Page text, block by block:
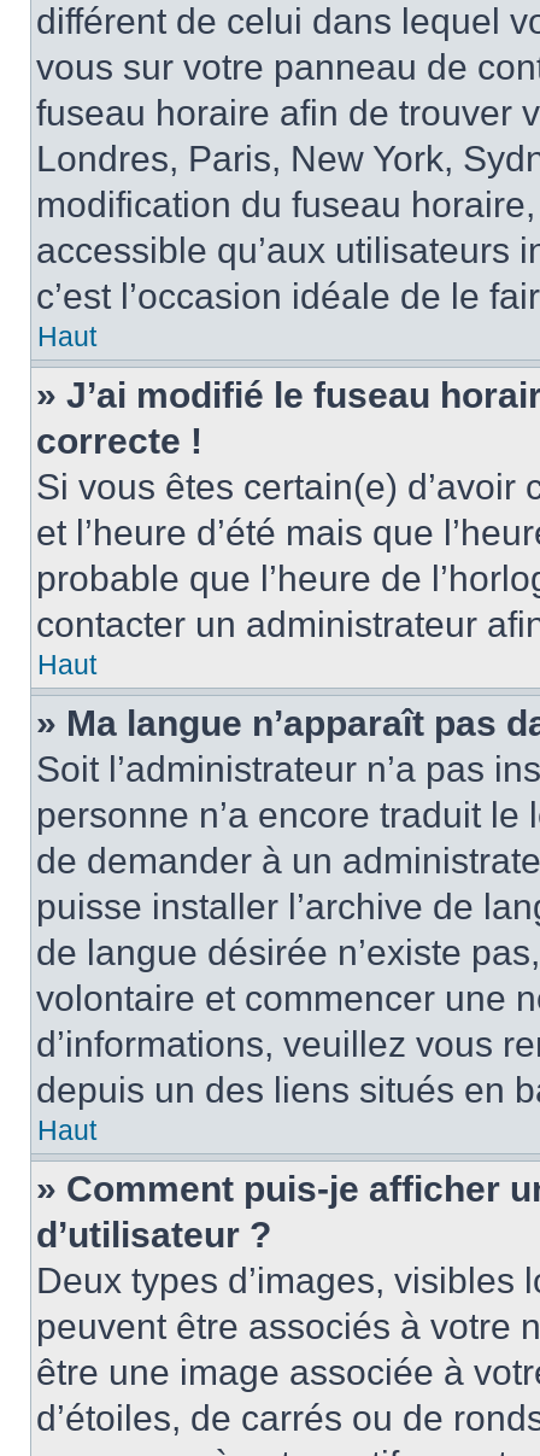
différent de celui dans lequel
vous sur votre panneau de
fuseau horaire afin de trouver
Londres, Paris, New York,
modification du fuseau
accessible qu’aux utilisateurs
c’est l’occasion idéale de le
Haut
» J’ai modifié le fuseau
correcte !
Si vous êtes certain(e)
et l’heure d’été mais que
probable que l’heure de
contacter un administrateur
Haut
» Ma langue n’apparaît pas
Soit l’administrateur n’a pas
personne n’a encore traduit
de demander à un
puisse installer l’archive de
de langue désirée n’existe
volontaire et commencer une
d’informations, veuillez vous
depuis un des liens situés en
Haut
» Comment puis-je afficher
d’utilisateur ?
Deux types d’images,
peuvent être associés à votre
être une image associée à
d’étoiles, de carrés ou de